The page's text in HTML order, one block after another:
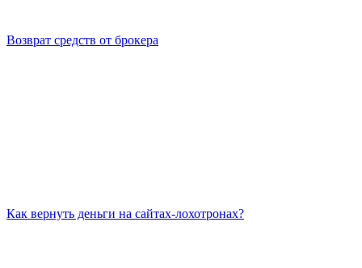
Возврат средств от брокера
Как вернуть деньги на сайтах-лохотронах?